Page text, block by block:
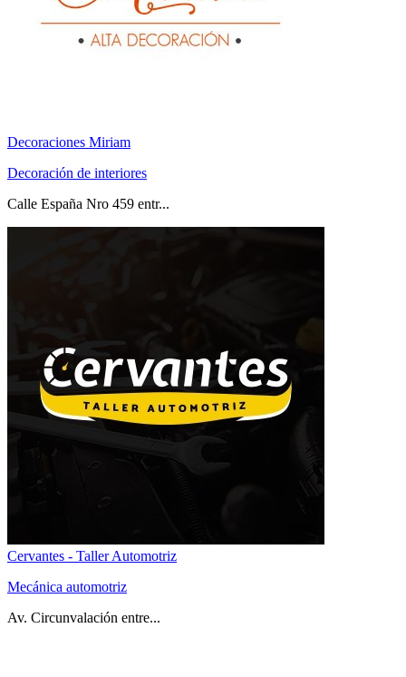
Decoraciones Miriam
Decoración de interiores
Calle España Nro 459 entr...
Cervantes - Taller Automotriz
Mecánica automotriz
Av. Circunvalación entre...